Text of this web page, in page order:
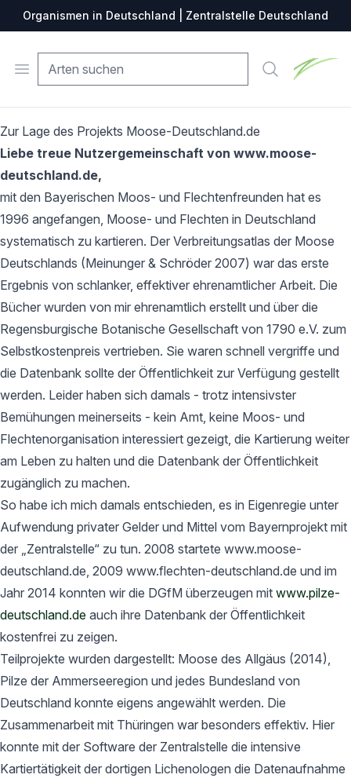
Organismen in Deutschland | Zentralstelle Deutschland
Open menu Suche
Zur Lage des Projekts Moose-Deutschland.de
Liebe treue Nutzergemeinschaft von www.moose-
deutschland.de,
mit den Bayerischen Moos- und Flechtenfreunden hat es
1996 angefangen, Moose- und Flechten in Deutschland
systematisch zu kartieren. Der Verbreitungsatlas der Moose
Deutschlands (Meinunger & Schröder 2007) war das erste
Ergebnis von schlanker, effektiver ehrenamtlicher Arbeit. Die
Bücher wurden von mir ehrenamtlich erstellt und über die
Regensburgische Botanische Gesellschaft von 1790 e.V. zum
Selbstkostenpreis vertrieben. Sie waren schnell vergriffe und
die Datenbank sollte der Öffentlichkeit zur Verfügung gestellt
werden. Leider haben sich damals - trotz intensivster
Bemühungen meinerseits - kein Amt, keine Moos- und
Flechtenorganisation interessiert gezeigt, die Kartierung weiter
am Leben zu halten und die Datenbank der Öffentlichkeit
zugänglich zu machen.
So habe ich mich damals entschieden, es in Eigenregie unter
Aufwendung privater Gelder und Mittel vom Bayernprojekt mit
der „Zentralstelle“ zu tun. 2008 startete www.moose-
deutschland.de, 2009 www.flechten-deutschland.de und im
Jahr 2014 konnten wir die DGfM überzeugen mit www.pilze-
deutschland.de auch ihre Datenbank der Öffentlichkeit
kostenfrei zu zeigen.
Teilprojekte wurden dargestellt: Moose des Allgäus (2014),
Pilze der Ammerseeregion und jedes Bundesland von
Deutschland konnte eigens angewählt werden. Die
Zusammenarbeit mit Thüringen war besonders effektiv. Hier
konnte mit der Software der Zentralstelle die intensive
Kartiertätigkeit der dortigen Lichenologen die Datenaufnahme